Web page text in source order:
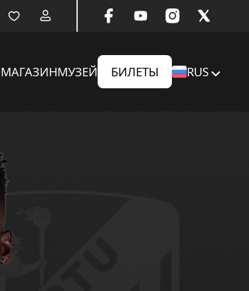
МАГАЗИНМУЗЕЙ БИЛЕТЫ RUS